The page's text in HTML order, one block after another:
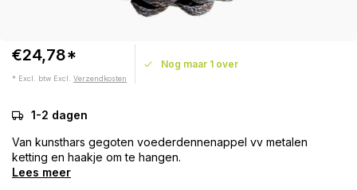
€24,78*
* Excl. btw Excl. Verzendkosten
Nog maar 1 over
1-2 dagen
Van kunsthars gegoten voederdennenappel vv metalen
ketting en haakje om te hangen.
Lees meer